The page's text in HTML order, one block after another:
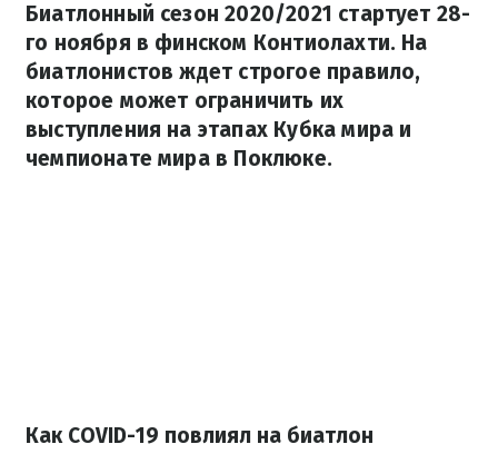
Биатлонный сезон 2020/2021 стартует 28-
го ноября в финском Контиолахти. На
биатлонистов ждет строгое правило,
которое может ограничить их
выступления на этапах Кубка мира и
чемпионате мира в Поклюке.
Как COVID-19 повлиял на биатлон